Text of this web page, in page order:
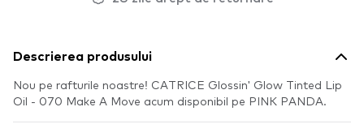
Descrierea produsului
Nou pe rafturile noastre! CATRICE Glossin' Glow Tinted Lip
Oil - 070 Make A Move acum disponibil pe PINK PANDA.